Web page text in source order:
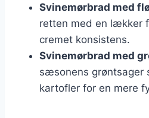
Svinemørbrad med
retten med en lækker
cremet konsistens.
Svinemørbrad med
sæsonens grøntsager
kartofler for en mere